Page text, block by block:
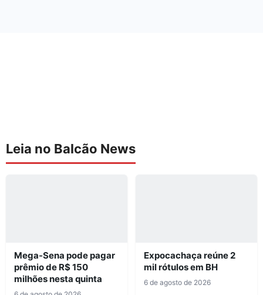
Leia no Balcão News
Mega-Sena pode pagar
prêmio de R$ 150
milhões nesta quinta
Expocachaça reúne 2
mil rótulos em BH
6 de agosto de 2026